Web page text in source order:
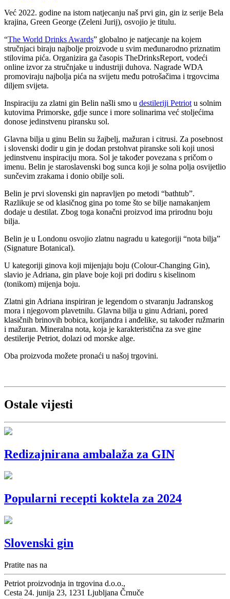
Već 2022. godine na istom natjecanju naš prvi gin, gin iz serije Bela
krajina, Green George (Zeleni Jurij), osvojio je titulu.
“The World Drinks Awards” globalno je natjecanje na kojem
stručnjaci biraju najbolje proizvode u svim međunarodno priznatim
stilovima pića. Organizira ga časopis TheDrinksReport, vodeći
online izvor za stručnjake u industriji duhova. Nagrade WDA
promoviraju najbolja pića na svijetu među potrošačima i trgovcima
diljem svijeta.
Inspiraciju za zlatni gin Belin našli smo u destileriji Petriot u solnim
kutovima Primorske, gdje sunce i more solinarima već stoljećima
donose jedinstvenu piransku sol.
Glavna bilja u ginu Belin su žajbelj, mažuran i citrusi. Za posebnost
i slovenski dodir u gin je dodan prstohvat piranske soli koji unosi
jedinstvenu inspiraciju mora. Sol je također povezana s pričom o
imenu. Belin je staroslavenski bog sunca koji je solna polja osvijetlio
sunčevim zrakama i donio obilje soli.
Belin je prvi slovenski gin napravljen po metodi “bathtub”.
Razlikuje se od klasičnog gina po tome što se bilje namakanjem
dodaje u destilat. Zbog toga konačni proizvod ima prirodnu boju
bilja.
Belin je u Londonu osvojio zlatnu nagradu u kategoriji “nota bilja”
(Signature Botanical).
U kategoriji ginova koji mijenjaju boju (Colour-Changing Gin),
slavio je Adriana, gin plave boje koji pri dodiru s kiselinom
(tonikom) mijenja boju.
Zlatni gin Adriana inspiriran je legendom o stvaranju Jadranskog
mora i njegovom plavetnilu. Glavna bilja u ginu Adriani, pored
klasičnih brinovih bobica, korijandra i anđelike, su također ružmarin
i mažuran. Mineralna nota, koja je karakteristična za sve gine
destilerije Petriot, dolazi od morske alge.
Oba proizvoda možete pronaći u našoj trgovini.
Ostale vijesti
Redizajnirana ambalaža za GIN
Popularni recepti koktela za 2024
Slovenski gin
Pratite nas na
Petriot proizvodnja in trgovina d.o.o.,
Cesta 24. junija 23, 1231 Ljubljana Črnuče